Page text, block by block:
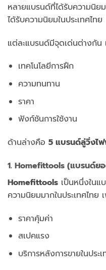
หลายแบรนด์ที่ได้รับความนิย
ได้รับความนิยมในประเทศไทย
แต่ละแบรนด์มีจุดเด่นต่างกัน
เทคโนโลยีการฝึก
ความทนทาน
ราคา
ฟังก์ชันการใช้งาน
ด้านล่างคือ 5 แบรนด์ลู่วิ่งไ
1. Homefittools (แบรนด์ย
Homefittools เป็นหนึ่งในแ
ความนิยมมากในประเทศไทย
ราคาคุ้มค่า
สเปคแรง
บริการหลังการขายในประ